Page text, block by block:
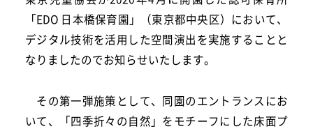
「EDO 日本橋保育園」（東京都中央区）において、
デジタル技術を活用した空間演出を実施することと
なりましたのでお知らせいたします。
その第一弾施策として、同園のエントランスにお
いて、「四季折々の自然」をモチーフにした床面プ